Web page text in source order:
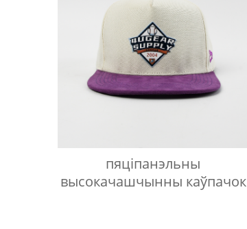
пяціпанэльны
высокачашчынны каўпачок